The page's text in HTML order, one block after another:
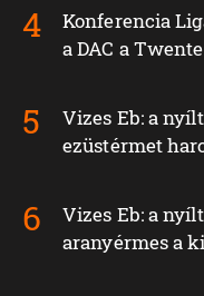
Konferencia
a DAC a
Vizes Eb: a
ezüstérmet
Vizes Eb: a
aranyérmes a